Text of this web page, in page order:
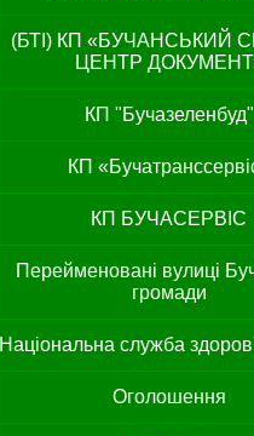
(БТІ) КП «БУЧАНСЬКИЙ
ЦЕНТР
КП "Бучазеленбуд"
КП
КП БУЧАСЕРВІС
Перейменовані вулиці
громади
Національна служба
Оголошення